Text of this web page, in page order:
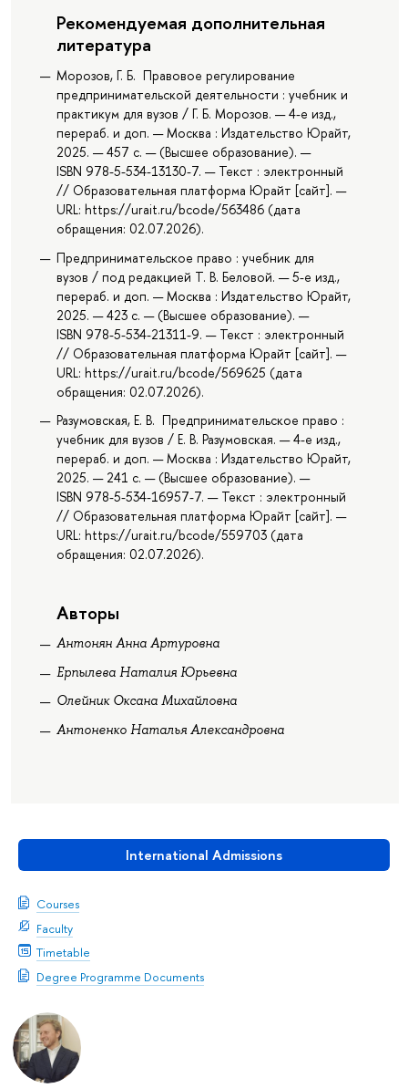
International Admissions
Courses
Faculty
Timetable
Degree Programme Documents
Рекомендуемая дополнительная
литература
Морозов, Г. Б. Правовое регулирование
предпринимательской деятельности : учебник и
практикум для вузов / Г. Б. Морозов. — 4-е изд.,
перераб. и доп. — Москва : Издательство Юрайт,
2025. — 457 с. — (Высшее образование). —
ISBN 978-5-534-13130-7. — Текст : электронный
// Образовательная платформа Юрайт [сайт]. —
URL: https://urait.ru/bcode/563486 (дата
обращения: 02.07.2026).
Предпринимательское право : учебник для
вузов / под редакцией Т. В. Беловой. — 5-е изд.,
перераб. и доп. — Москва : Издательство Юрайт,
2025. — 423 с. — (Высшее образование). —
ISBN 978-5-534-21311-9. — Текст : электронный
// Образовательная платформа Юрайт [сайт]. —
URL: https://urait.ru/bcode/569625 (дата
обращения: 02.07.2026).
Разумовская, Е. В. Предпринимательское право :
учебник для вузов / Е. В. Разумовская. — 4-е изд.,
перераб. и доп. — Москва : Издательство Юрайт,
2025. — 241 с. — (Высшее образование). —
ISBN 978-5-534-16957-7. — Текст : электронный
// Образовательная платформа Юрайт [сайт]. —
URL: https://urait.ru/bcode/559703 (дата
обращения: 02.07.2026).
Авторы
Антонян Анна Артуровна
Ерпылева Наталия Юрьевна
Олейник Оксана Михайловна
Антоненко Наталья Александровна